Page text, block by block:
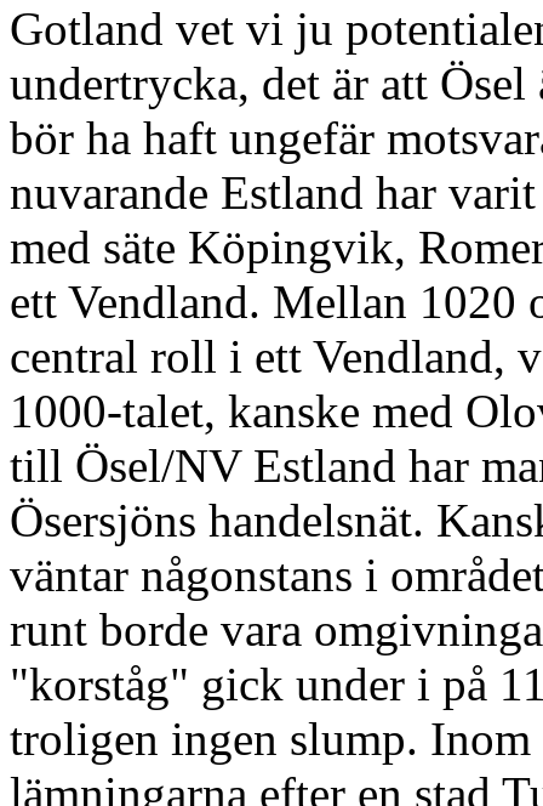
Gotland vet vi ju
undertrycka, det är att
bör ha haft ungefär
nuvarande Estland har
med säte Köpingvik,
ett Vendland. Mellan 1020
central roll i ett Vendland,
1000-talet, kanske med
till Ösel/NV Estland har
Ösersjöns handelsnät.
väntar någonstans i
runt borde vara
"korståg" gick under i på
troligen ingen slump.
lämningarna efter en stad